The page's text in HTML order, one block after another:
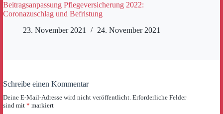
Beitragsanpassung Pflegeversicherung 2022:
Coronazuschlag und Befristung
23. November 2021
24. November 2021
Schreibe einen Kommentar
Deine E-Mail-Adresse wird nicht veröffentlicht. Erforderliche Felder
sind mit * markiert